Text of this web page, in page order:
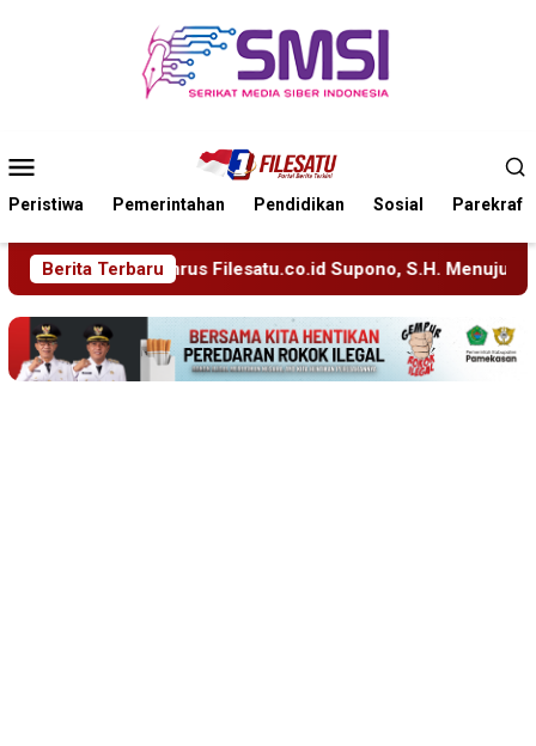
Mobile
Peristiwa Pemerintahan Pendidikan Sosial Parekraf
Berita Terbaru
Supono, S.H. Menuju Tanah Suci, Manajemen Pastikan